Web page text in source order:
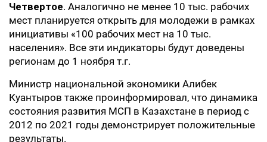
Четвертое. Аналогично не менее 10 тыс. рабочих
мест планируется открыть для молодежи в рамках
инициативы «100 рабочих мест на 10 тыс.
населения». Все эти индикаторы будут доведены
регионам до 1 ноября т.г.
Министр национальной экономики Алибек
Куантыров также проинформировал, что динамика
состояния развития МСП в Казахстане в период с
2012 по 2021 годы демонстрирует положительные
результаты.